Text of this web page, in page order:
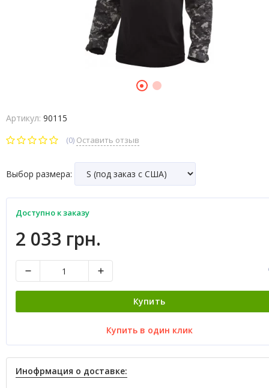
Артикул: 90115
(0) Оставить отзыв
Выбор размера:
Доступно к заказу
2 033 грн.
Купить
Купить в один клик
Инофрмация о доставке: